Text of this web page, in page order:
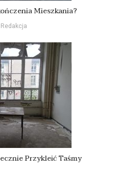
Mieszkania?
Redakcja
Przykleić Taśmy